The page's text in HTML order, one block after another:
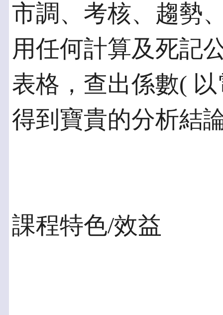
市調、考核、趨勢
用任何計算及死記
表格，查出係數(
得到寶貴的分析結
課程特色/效益